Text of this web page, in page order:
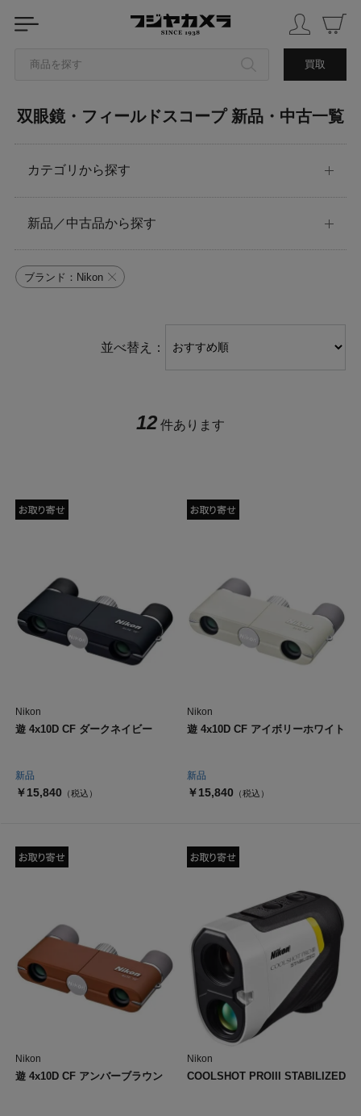
商品を探す 買取
カテゴリから探す
双眼鏡・フィールドスコープ 新品・中古一覧
カテゴリから探す
新品／中古品から探す
ブランド：Nikon
並べ替え：
12 件あります
新品
Nikon
遊 4x10D CF ダークネイビー
￥15,840 （税込）
新品
Nikon
遊 4x10D CF アイボリーホワイト
￥15,840 （税込）
Nikon
遊 4x10D CF アンバーブラウン
Nikon
COOLSHOT PROIII STABILIZED